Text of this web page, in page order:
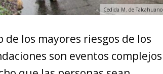
Cedida M. de Talcahuano
de los mayores riesgos de los
son eventos complejos